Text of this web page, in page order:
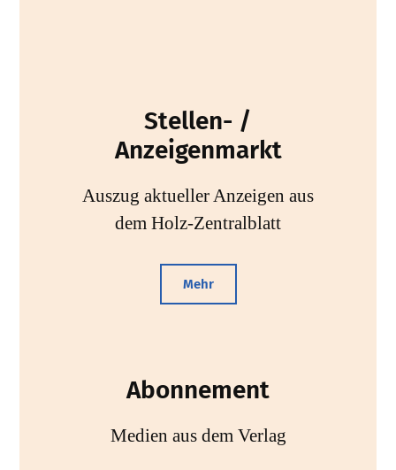
Stellen- /
Anzeigenmarkt
Auszug aktueller Anzeigen aus
dem Holz-Zentralblatt
Mehr
Abonnement
Medien aus dem Verlag